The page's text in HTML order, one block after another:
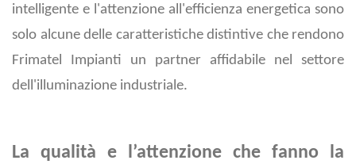
intelligente e l'attenzione all'efficienza energetica sono
solo alcune delle caratteristiche distintive che rendono
Frimatel Impianti un partner affidabile nel settore
dell'illuminazione industriale.
La qualità e l’attenzione che fanno la